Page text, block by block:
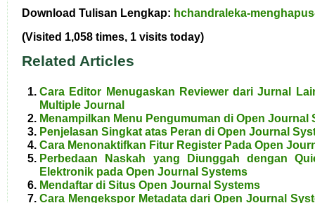
Download Tulisan Lengkap: hchandraleka-
(Visited 1,058 times, 1 visits today)
Related Articles
Cara Editor Menugaskan Reviewer dari Jurnal
Multiple Journal
Menampilkan Menu Pengumuman di Open Journal
Penjelasan Singkat atas Peran di Open Journal
Cara Menonaktifkan Fitur Register Pada Open
Perbedaan Naskah yang Diunggah dengan
Elektronik pada Open Journal Systems
Mendaftar di Situs Open Journal Systems
Cara Mengekspor Metadata dari Open Journal